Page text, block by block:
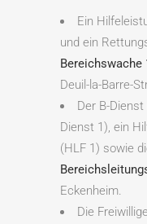
Ein
und ein
Bereichswache
Deuil-la-Barre-
Der B-
Dienst 1), ein
(HLF 1) sowie
Eckenheim.
Die